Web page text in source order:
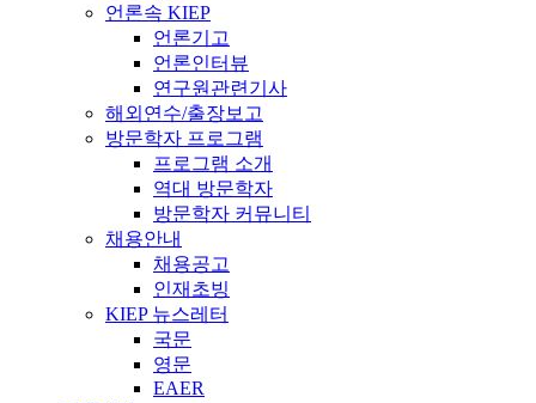
언론속 KIEP
언론기고
언론인터뷰
연구원관련기사
해외연수/출장보고
방문학자 프로그램
프로그램 소개
역대 방문학자
방문학자 커뮤니티
채용안내
채용공고
인재초빙
KIEP 뉴스레터
국문
영문
EAER